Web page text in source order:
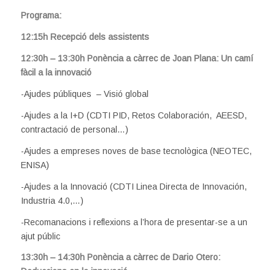
Programa:
12:15h Recepció dels assistents
12:30h – 13:30h Ponència a càrrec de Joan Plana: Un camí
fàcil a la innovació
-Ajudes públiques – Visió global
-Ajudes a la I+D (CDTI PID, Retos Colaboración, AEESD,
contractació de personal…)
-Ajudes a empreses noves de base tecnològica (NEOTEC,
ENISA)
-Ajudes a la Innovació (CDTI Linea Directa de Innovación,
Industria 4.0,…)
-Recomanacions i reflexions a l’hora de presentar-se a un
ajut públic
13:30h – 14:30h Ponència a càrrec de Dario Otero: